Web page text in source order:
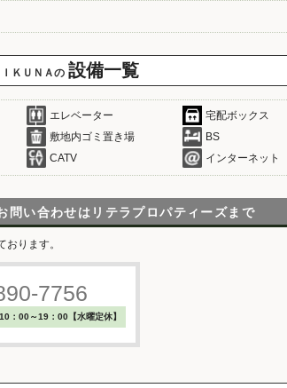
ＫＵＮＡの 設備一覧
エレベーター
宅配ボックス
敷地内ゴミ置き場
BS
CATV インターネット
問い合わせは リテラプロパティーズまで
ります。
7756
10：00～19：00【水曜定休】